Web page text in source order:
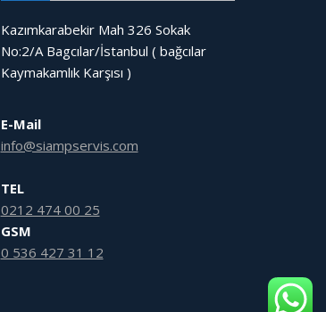
Kazımkarabekir Mah 326 Sokak
No:2/A Bagcılar/İstanbul ( bağcılar
Kaymakamlık Karşısı )
E-Mail
info@siampservis.com
TEL
0212 474 00 25
GSM
0 536 427 31 12